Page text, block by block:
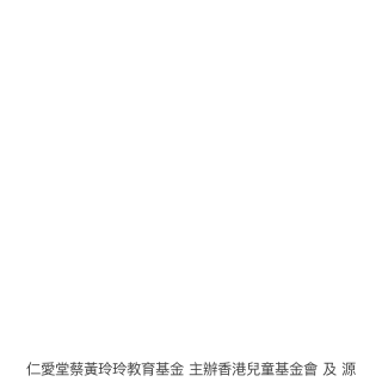
仁愛堂蔡黃玲玲教育基金 主辦香港兒童基金會 及 源